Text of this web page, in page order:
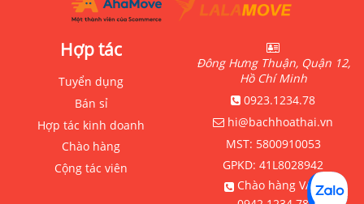
Hợp tác
Tuyển dụng
Bán sỉ
Hợp tác kinh doanh
Chào hàng
Cộng tác viên
Đông Hưng Thuận, Quận 12,
Hồ Chí Minh
0923.1234.78
hi@bachhoathai.vn
MST: 5800910053
GPKD: 41L8028942
Chào hàng VAT: